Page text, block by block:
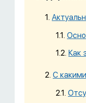
Как
С